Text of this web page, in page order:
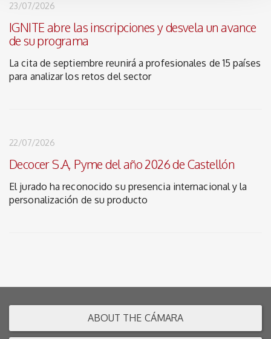
23/07/2026
IGNITE abre las inscripciones y desvela un avance
de su programa
La cita de septiembre reunirá a profesionales de 15 países
para analizar los retos del sector
22/07/2026
Decocer S.A, Pyme del año 2026 de Castellón
El jurado ha reconocido su presencia internacional y la
personalización de su producto
ABOUT THE CÁMARA